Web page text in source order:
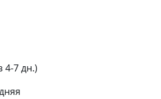
4-7 дн.)